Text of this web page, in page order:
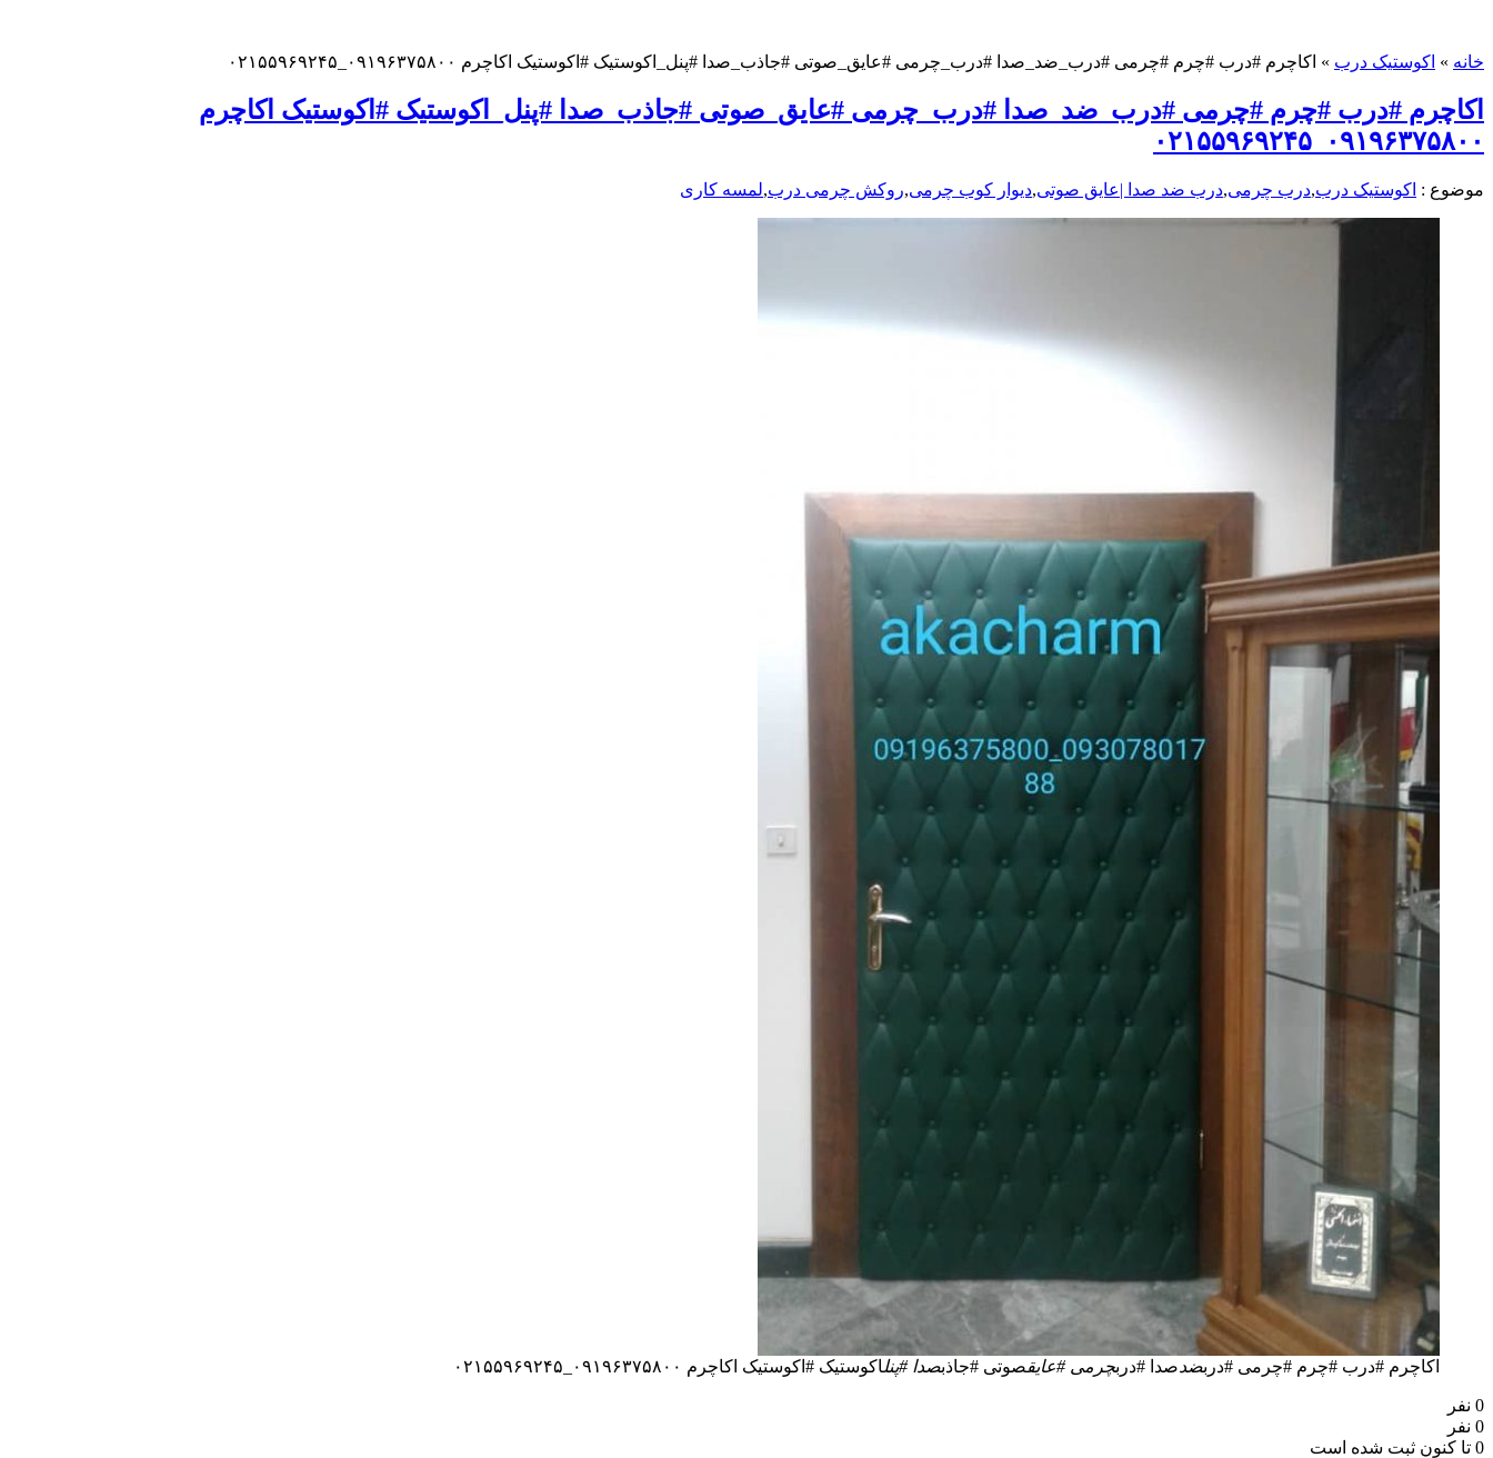
خانه » اکوستیک درب » اکاچرم #درب #چرم #چرمی #درب_ضد_صدا #درب_چرمی #عایق_صوتی #جاذب_صدا #پنل_اکوستیک #اکوستیک اکاچرم ۰۹۱۹۶۳۷۵۸۰۰_۰۲۱۵۵۹۶۹۲۴۵
اکاچرم #درب #چرم #چرمی #درب_ضد_صدا #درب_چرمی #عایق_صوتی #جاذب_صدا #پنل_اکوستیک #اکوستیک اکاچرم
۰۹۱۹۶۳۷۵۸۰۰_۰۲۱۵۵۹۶۹۲۴۵
موضوع : اکوستیک درب,درب چرمی,درب ضد صدا |عایق صوتی,دیوار کوب چرمی,روکش چرمی درب,لمسه کاری
اکاچرم #درب #چرم #چرمی #دربضدصدا #دربچرمی #عایقصوتی #جاذبصدا #پنلاکوستیک #اکوستیک اکاچرم ۰۹۱۹۶۳۷۵۸۰۰_۰۲۱۵۵۹۶۹۲۴۵
0 نفر
0 نفر
0 تا کنون ثبت شده است